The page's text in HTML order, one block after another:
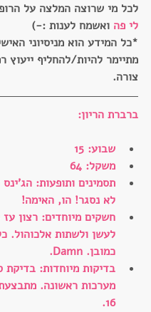
לכל מי שרוצה המלצה על
לי פה ואשמח לענות :-)
*כל המידע הוא מניסיוני
מתיימר להיות/להחליף ייעוץ
צורה.
ברברת הריון:
שבוע: 15
משקל: 64
תסמינים ותופעות:
לא נסגר! הו, האימה!
חשקים מיוחדים: רצון
לעשן ולשתות אלכוהול.
כמובן. Damn.
בדיקות מיוחדות: בדיקת
16.